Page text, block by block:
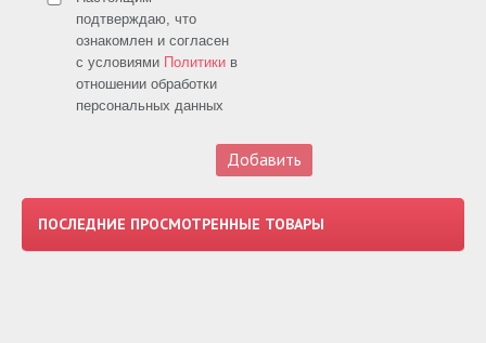
подтверждаю, что
ознакомлен и согласен
с условиями Политики в
отношении обработки
персональных данных
ПОСЛЕДНИЕ ПРОСМОТРЕННЫЕ ТОВАРЫ